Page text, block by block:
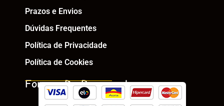
Prazos e Envios
Dúvidas Frequentes
Política de Privacidade
Política de Cookies
Formas De Pagamento